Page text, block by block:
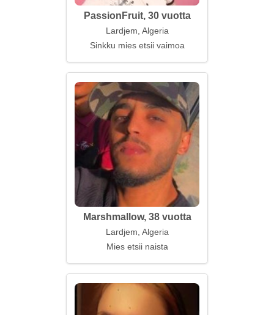
PassionFruit, 30 vuotta
Lardjem, Algeria
Sinkku mies etsii vaimoa
Marshmallow, 38 vuotta
Lardjem, Algeria
Mies etsii naista